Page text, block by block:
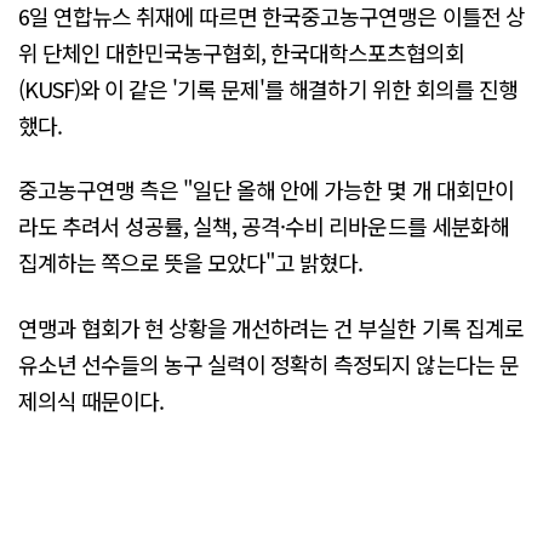
6일 연합뉴스 취재에 따르면 한국중고농구연맹은 이틀전 상
위 단체인 대한민국농구협회, 한국대학스포츠협의회
(KUSF)와 이 같은 '기록 문제'를 해결하기 위한 회의를 진행
했다.
중고농구연맹 측은 "일단 올해 안에 가능한 몇 개 대회만이
라도 추려서 성공률, 실책, 공격·수비 리바운드를 세분화해
집계하는 쪽으로 뜻을 모았다"고 밝혔다.
연맹과 협회가 현 상황을 개선하려는 건 부실한 기록 집계로
유소년 선수들의 농구 실력이 정확히 측정되지 않는다는 문
제의식 때문이다.